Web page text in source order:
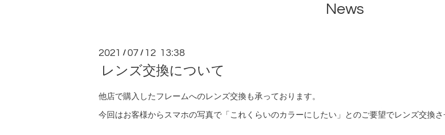
News
2021 / 07 / 12 13:38
レンズ交換について
他店で購入したフレームへのレンズ交換も承っております。
今回はお客様からスマホの写真で「これくらいのカラーにしたい」とのご要望でレンズ交換さ